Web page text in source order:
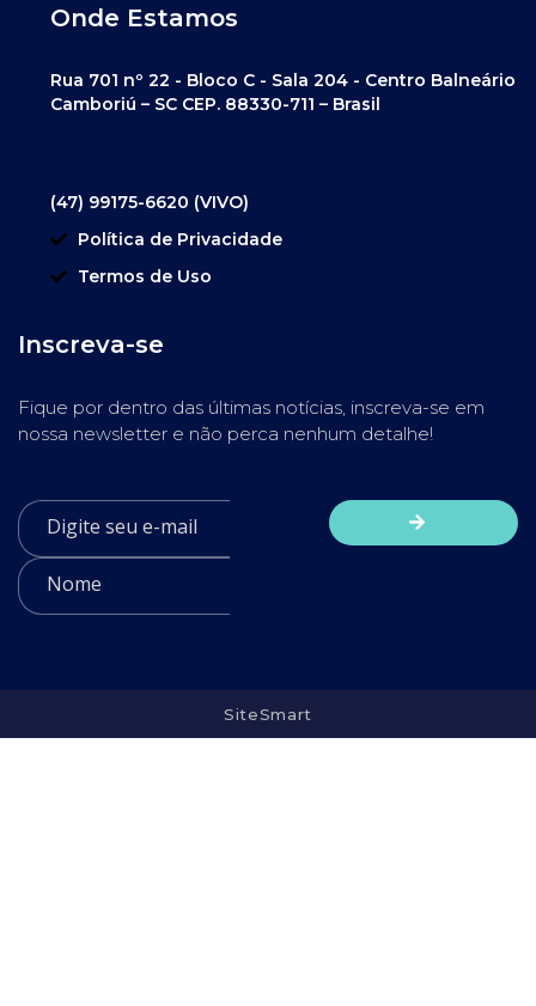
Onde Estamos
Rua 701 nº 22 - Bloco C - Sala 204 - Centro Balneário
Camboriú – SC CEP. 88330-711 – Brasil
(47) 99175-6620 (VIVO)
Política de Privacidade
Termos de Uso
Inscreva-se
Fique por dentro das últimas notícias, inscreva-se em
nossa newsletter e não perca nenhum detalhe!
SiteSmart